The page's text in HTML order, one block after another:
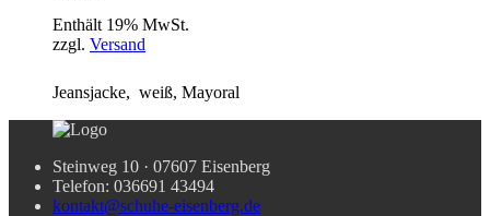
Enthält 19% MwSt.
zzgl. Versand
Jeansjacke, weiß, Mayoral
Steinweg 10 · 07607 Eisenberg
Telefon: 036691 43494
kontakt@schuhe-eisenberg.de